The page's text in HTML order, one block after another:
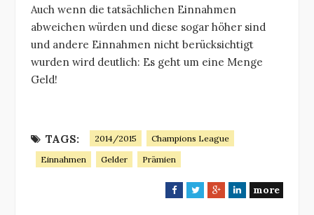
Auch wenn die tatsächlichen Einnahmen
abweichen würden und diese sogar höher sind
und andere Einnahmen nicht berücksichtigt
wurden wird deutlich: Es geht um eine Menge
Geld!
TAGS: 2014/2015
Champions League
Einnahmen
Gelder Prämien
F
T
G
L
more